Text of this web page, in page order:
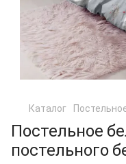
Каталог
Постельное
постельного